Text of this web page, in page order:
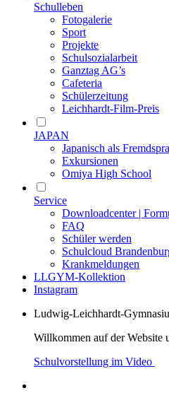
Schulleben
Fotogalerie
Sport
Projekte
Schulsozialarbeit
Ganztag AG’s
Cafeteria
Schülerzeitung
Leichhardt-Film-Preis
JAPAN
Japanisch als
Exkursionen
Omiya High School
Service
Downloadcenter |
FAQ
Schüler werden
Schulcloud
Krankmeldungen
LLGYM-Kollektion
Instagram
Ludwig-Leichhardt-
Willkommen auf der Website
Schulvorstellung im Video